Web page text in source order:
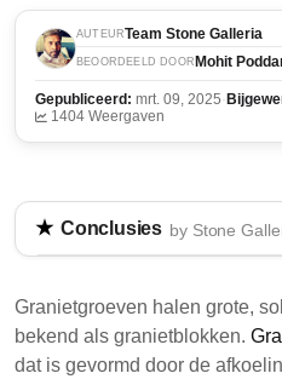
AUTEURTeam Stone Galleria
BEOORDEELD DOOR Mohit
Gepubliceerd: mrt. 09, 2025·
1404 Weergaven
Conclusies by Stone
een niet-explosief proces
diamantdraadsnijden
gewaardeerd om hun
Granietgroeven halen grote,
bekend als granietblokken.
dat is gevormd door de